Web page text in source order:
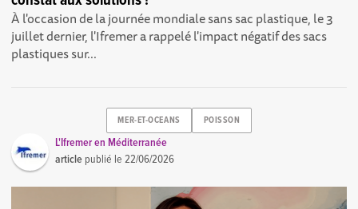
À l'occasion de la journée mondiale sans sac plastique, le 3
juillet dernier, l'Ifremer a rappelé l'impact négatif des sacs
plastiques sur...
MER-ET-OCEANS POISSON
L'Ifremer en Méditerranée
article publié le22/06/2026